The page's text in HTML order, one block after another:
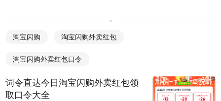
淘宝闪购 淘宝闪购外卖红包
淘宝闪购外卖红包口令
词令直达今日淘宝闪购外卖红包领
取口令大全